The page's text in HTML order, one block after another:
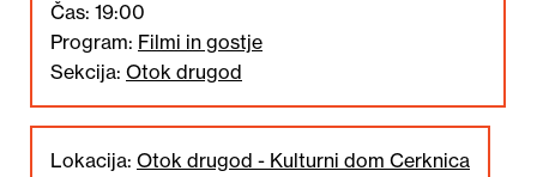
Čas: 19:00
Program: Filmi in gostje
Sekcija: Otok drugod
Lokacija: Otok drugod - Kulturni dom Cerknica